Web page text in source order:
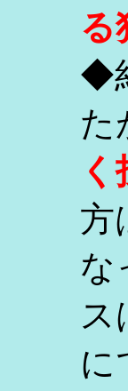
る
◆
た
方
な
ス
に